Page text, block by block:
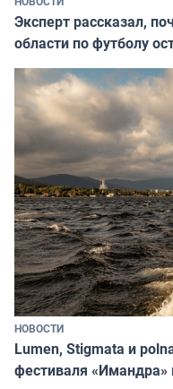
Эксперт рассказал,
области по футболу
НОВОСТИ
Lumen, Stigmata и
фестиваля «Имандра»